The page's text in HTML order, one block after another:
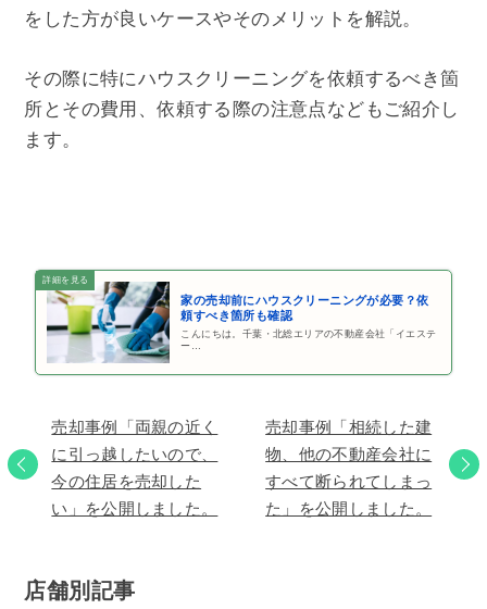
をした方が良いケースやそのメリットを解説。
その際に特にハウスクリーニングを依頼するべき箇
所とその費用、依頼する際の注意点などもご紹介し
ます。
家の売却前にハウスクリーニングが必要？依
頼すべき箇所も確認
こんにちは。千葉・北総エリアの不動産会社「イエステ
ー…
売却事例「両親の近く
に引っ越したいので、
今の住居を売却した
い」を公開しました。
売却事例「相続した建
物、他の不動産会社に
すべて断られてしまっ
た」を公開しました。
店舗別記事